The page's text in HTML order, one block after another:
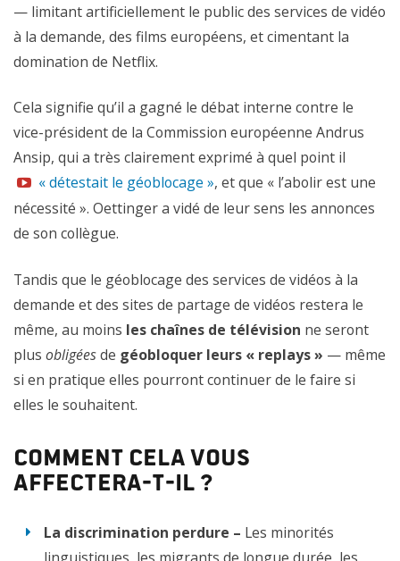
— limitant artificiellement le public des services de vidéo
à la demande, des films européens, et cimentant la
domination de Netflix.
Cela signifie qu’il a gagné le débat interne contre le
vice-président de la Commission européenne Andrus
Ansip, qui a très clairement exprimé à quel point il
« détestait le géoblocage », et que « l’abolir est une
nécessité ». Oettinger a vidé de leur sens les annonces
de son collègue.
Tandis que le géoblocage des services de vidéos à la
demande et des sites de partage de vidéos restera le
même, au moins les chaînes de télévision ne seront
plusobligéesde géobloquer leurs « replays » — même
si en pratique elles pourront continuer de le faire si
elles le souhaitent.
Comment cela vous
affectera-t-il ?
La discrimination perdure – Les minorités